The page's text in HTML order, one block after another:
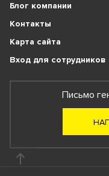
Блог компании
Контакты
Карта сайта
Вход для сотрудников
Письмо